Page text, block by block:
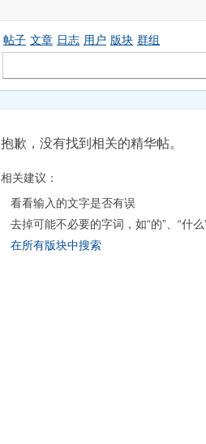
帖子 文章 日志 用户 版块 群组
抱歉，没有找到相关的精华帖。
相关建议：
看看输入的文字是否有误
去掉可能不必要的字词，如“的”、“什么
在所有版块中搜索